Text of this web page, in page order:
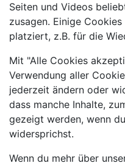
Seiten und Videos
zusagen. Einige
platziert, z.B. für die
Mit "Alle Cookies
Verwendung aller
jederzeit ändern oder
dass manche Inhalte,
gezeigt werden, wenn
widersprichst.
Wenn du mehr über